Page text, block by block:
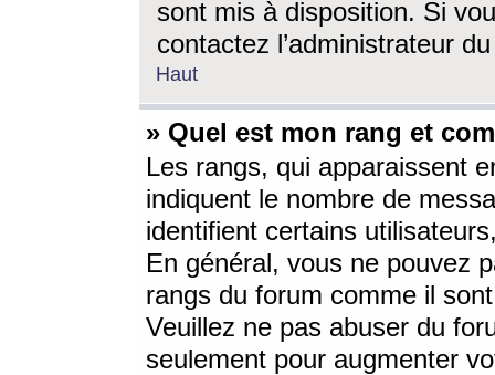
sont mis à disposition. Si
contactez l’administrateur
Haut
» Quel est mon rang et
Les rangs, qui apparaissent
indiquent le nombre de
identifient certains
En général, vous ne pouvez
rangs du forum comme il
Veuillez ne pas abuser du
seulement pour augmenter